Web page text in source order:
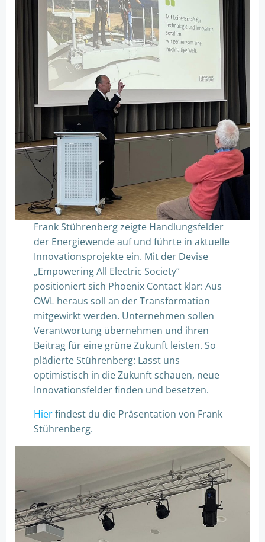
Frank Stührenberg zeigte Handlungsfelder
der Energiewende auf und führte in aktuelle
Innovationsprojekte ein. Mit der Devise
„Empowering All Electric Society“
positioniert sich Phoenix Contact klar: Aus
OWL heraus soll an der Transformation
mitgewirkt werden. Unternehmen sollen
Verantwortung übernehmen und ihren
Beitrag für eine grüne Zukunft leisten. So
plädierte Stührenberg: Lasst uns
optimistisch in die Zukunft schauen, neue
Innovationsfelder finden und besetzen.
Hierfindest du die Präsentation von Frank
Stührenberg.